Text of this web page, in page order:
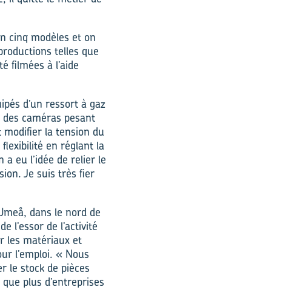
cinq modèles et on
telles que
filmées à l’aide
d’un ressort à gaz
caméras pesant
modifier la tension du
en réglant la
a eu l’idée de relier le
Je suis très fier
dans le nord de
l’essor de l’activité
les matériaux et
l’emploi. « Nous
le stock de pièces
plus d’entreprises